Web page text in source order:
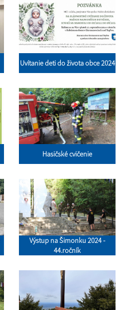
Uvítanie deti do života obce 2024
Hasičské cvičenie
Výstup na Šimonku 2024 -
44.ročník